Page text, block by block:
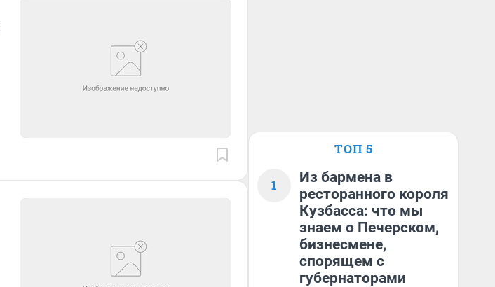
ТОП 5
1
Из бармена в
ресторанного короля
Кузбасса: что мы
знаем о Печерском,
бизнесмене,
спорящем с
губернаторами